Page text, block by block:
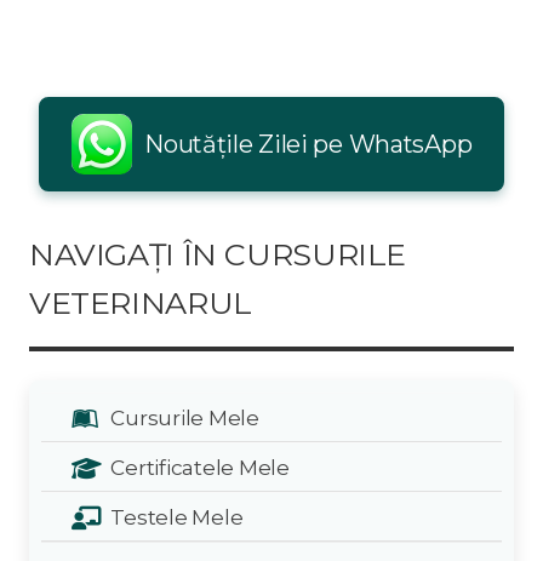
Noutățile Zilei pe WhatsApp
NAVIGAȚI ÎN CURSURILE
VETERINARUL
Cursurile Mele
Certificatele Mele
Testele Mele